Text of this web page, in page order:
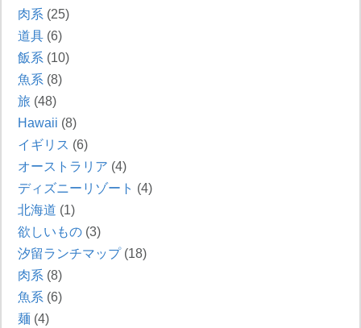
肉系 (25)
道具 (6)
飯系 (10)
魚系 (8)
旅 (48)
Hawaii (8)
イギリス (6)
オーストラリア (4)
ディズニーリゾート (4)
北海道 (1)
欲しいもの (3)
汐留ランチマップ(18)
肉系 (8)
魚系 (6)
麺 (4)